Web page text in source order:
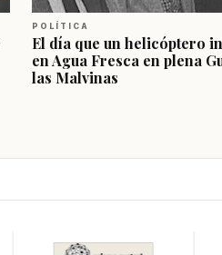
POLÍTICA
El día que un helicóptero
en Agua Fresca en plena
las Malvinas